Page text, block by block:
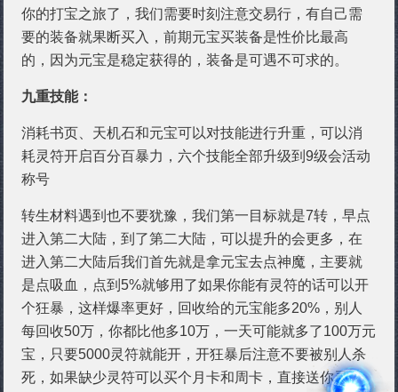
你的打宝之旅了，我们需要时刻注意交易行，有自己需
要的装备就果断买入，前期元宝买装备是性价比最高
的，因为元宝是稳定获得的，装备是可遇不可求的。
九重技能：
消耗书页、天机石和元宝可以对技能进行升重，可以消
耗灵符开启百分百暴力，六个技能全部升级到9级会活动
称号
转生材料遇到也不要犹豫，我们第一目标就是7转，早点
进入第二大陆，到了第二大陆，可以提升的会更多，在
进入第二大陆后我们首先就是拿元宝去点神魔，主要就
是点吸血，点到5%就够用了如果你能有灵符的话可以开
个狂暴，这样爆率更好，回收给的元宝能多20%，别人
每回收50万，你都比他多10万，一天可能就多了100万元
宝，只要5000灵符就能开，开狂暴后注意不要被别人杀
死，如果缺少灵符可以买个月卡和周卡，直接送你灵